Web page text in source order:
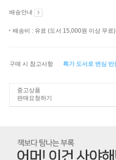
배송안내
배송비 : 유료 (도서 15,000원 이상 무료)
구매 시 참고사항 특가 도서로 변심
중고상품
판매요청하기